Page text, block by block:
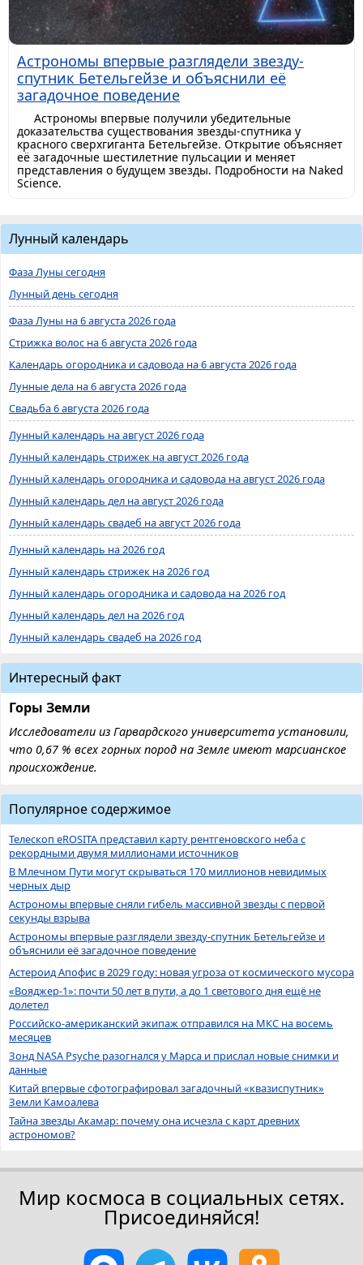
Астрономы впервые разглядели звезду-
спутник Бетельгейзе и объяснили её
загадочное поведение
Астрономы впервые получили убедительные
доказательства существования звезды-спутника у
красного сверхгиганта Бетельгейзе. Открытие объясняет
её загадочные шестилетние пульсации и меняет
представления о будущем звезды. Подробности на Naked
Science.
Лунный календарь
Фаза Луны сегодня
Лунный день сегодня
Фаза Луны на 6 августа 2026 года
Стрижка волос на 6 августа 2026 года
Календарь огородника и садовода на 6 августа 2026 года
Лунные дела на 6 августа 2026 года
Свадьба 6 августа 2026 года
Лунный календарь на август 2026 года
Лунный календарь стрижек на август 2026 года
Лунный календарь огородника и садовода на август 2026 года
Лунный календарь дел на август 2026 года
Лунный календарь свадеб на август 2026 года
Лунный календарь на 2026 год
Лунный календарь стрижек на 2026 год
Лунный календарь огородника и садовода на 2026 год
Лунный календарь дел на 2026 год
Лунный календарь свадеб на 2026 год
Интересный факт
Горы Земли
Исследователи из Гарвардского университета установили,
что 0,67 % всех горных пород на Земле имеют марсианское
происхождение.
Популярное содержимое
Телескоп eROSITA представил карту рентгеновского неба с
рекордными двумя миллионами источников
В Млечном Пути могут скрываться 170 миллионов невидимых
черных дыр
Астрономы впервые сняли гибель массивной звезды с первой
секунды взрыва
Астрономы впервые разглядели звезду-спутник Бетельгейзе и
объяснили её загадочное поведение
Астероид Апофис в 2029 году: новая угроза от космического мусора
«Вояджер-1»: почти 50 лет в пути, а до 1 светового дня ещё не
долетел
Российско-американский экипаж отправился на МКС на восемь
месяцев
Зонд NASA Psyche разогнался у Марса и прислал новые снимки и
данные
Китай впервые сфотографировал загадочный «квазиспутник»
Земли Камоалева
Тайна звезды Акамар: почему она исчезла с карт древних
астрономов?
Мир космоса в социальных сетях.
Присоединяйся!